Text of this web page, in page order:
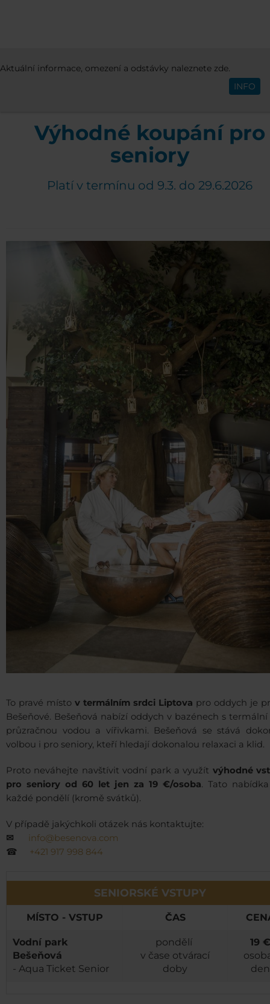
Čeština
CENÍK DALŠÍ NABÍDKY
VÝHODNÉ
PRO SENIORY
Výhodné koupání pro
seniory
Platí v termínu od 9.3. do 29.6.2026
To pravé místo v termálním srdci Liptova pro oddych je
Bešeňové. Bešeňová nabízí oddych v bazénech s
průzračnou vodou a vířivkami. Bešeňová se stává
volbou i pro seniory, kteří hledají dokonalou relaxaci a klid.
Proto neváhejte navštívit vodní park a využít výhodné
pro seniory od 60 let jen za 19 €/osoba. Tato
každé pondělí (kromě svátků).
V případě jakýchkoli otázek nás kontaktujte:
✉
info@besenova.com
☎ +421 917 998 844
SENIORSKÉ VSTUPY
MÍSTO - VSTUP ČAS
Vodní park
Bešeňová
- Aqua Ticket Senior
pondělí
v čase otvárací
doby
19 €
den
Aktuální informace, omezení a odstávky naleznete zde.
INFO